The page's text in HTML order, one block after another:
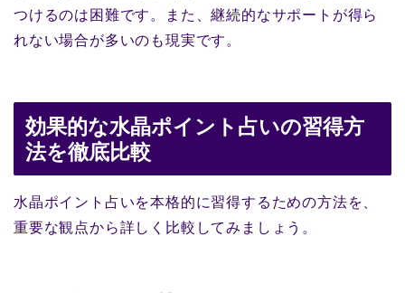
つけるのは困難です。また、継続的なサポートが得ら
れない場合が多いのも現実です。
効果的な水晶ポイント占いの習得方
法を徹底比較
水晶ポイント占いを本格的に習得するための方法を、
重要な観点から詳しく比較してみましょう。